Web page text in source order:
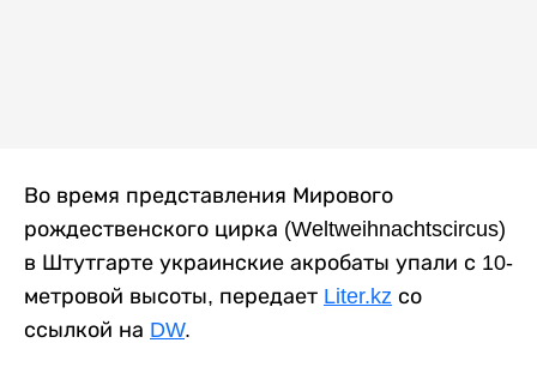
Во время представления Мирового
рождественского цирка (Weltweihnachtscircus)
в Штутгарте украинские акробаты упали с 10-
метровой высоты, передает Liter.kz со
ссылкой на DW.